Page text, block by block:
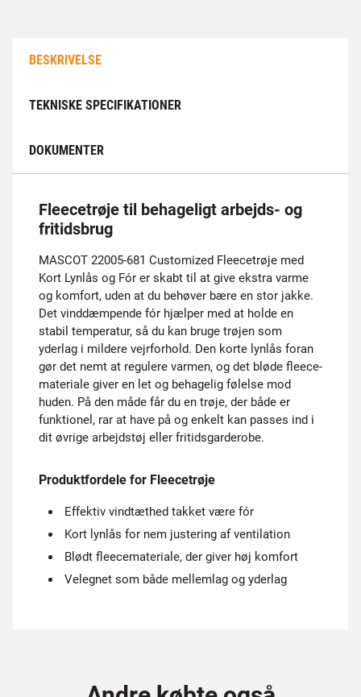
BESKRIVELSE
TEKNISKE SPECIFIKATIONER
DOKUMENTER
Fleecetrøje til behageligt arbejds- og
fritidsbrug
MASCOT 22005-681 Customized Fleecetrøje med
Kort Lynlås og Fór er skabt til at give ekstra varme
og komfort, uden at du behøver bære en stor jakke.
Det vinddæmpende fór hjælper med at holde en
stabil temperatur, så du kan bruge trøjen som
yderlag i mildere vejrforhold. Den korte lynlås foran
gør det nemt at regulere varmen, og det bløde fleece-
materiale giver en let og behagelig følelse mod
huden. På den måde får du en trøje, der både er
funktionel, rar at have på og enkelt kan passes ind i
dit øvrige arbejdstøj eller fritidsgarderobe.
Produktfordele for Fleecetrøje
Effektiv vindtæthed takket være fór
Kort lynlås for nem justering af ventilation
Blødt fleecemateriale, der giver høj komfort
Velegnet som både mellemlag og yderlag